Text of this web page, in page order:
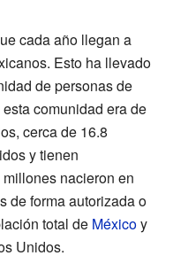
cada año llegan a
Esto ha llevado
de personas de
comunidad era de
cerca de 16.8
y tienen
nacieron en
de forma autorizada o
total de Méxicoy
Unidos.